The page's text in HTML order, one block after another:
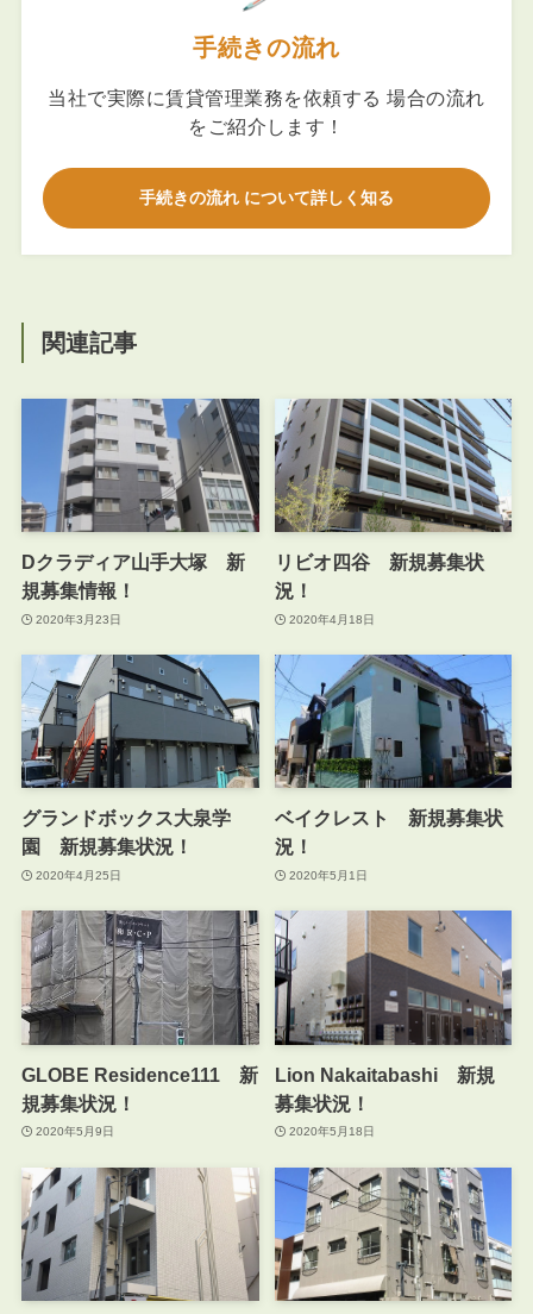
手続きの流れ
当社で実際に賃貸管理業務を依頼する 場合の流れ
をご紹介します！
手続きの流れ について詳しく知る
関連記事
Dクラディア山手大塚 新
規募集情報！
2020年3月23日
リビオ四谷 新規募集状
況！
2020年4月18日
グランドボックス大泉学
園 新規募集状況！
2020年4月25日
ベイクレスト 新規募集状
況！
2020年5月1日
GLOBE Residence111 新
規募集状況！
2020年5月9日
Lion Nakaitabashi 新規
募集状況！
2020年5月18日